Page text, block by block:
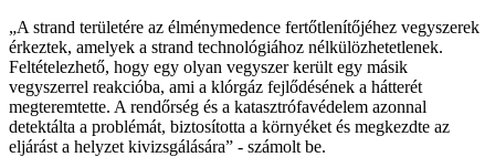
„A strand területére az élménymedence fertőtlenítőjéhez vegyszerek
érkeztek, amelyek a strand technológiához nélkülözhetetlenek.
Feltételezhető, hogy egy olyan vegyszer került egy másik
vegyszerrel reakcióba, ami a klórgáz fejlődésének a hátterét
megteremtette. A rendőrség és a katasztrófavédelem azonnal
detektálta a problémát, biztosította a környéket és megkezdte az
eljárást a helyzet kivizsgálására” - számolt be.